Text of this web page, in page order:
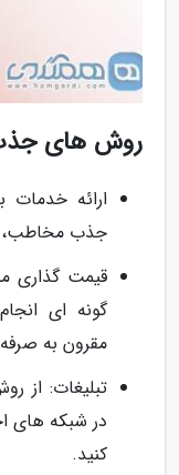
روش های
ارائه خدمات
جذب مخاطب،
قیمت گذاری
گونه ای
مقرون به
تبلیغات: از
در شبکه های
کنید.